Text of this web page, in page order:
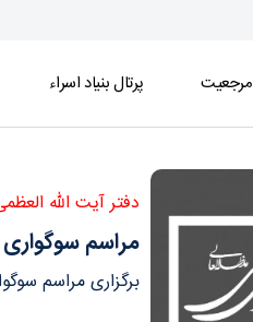
مرجعیت پرتال بنیاد اسراء
دفتر آیت الله
مراسم
برگزاری مراسم سوگواری شهادت